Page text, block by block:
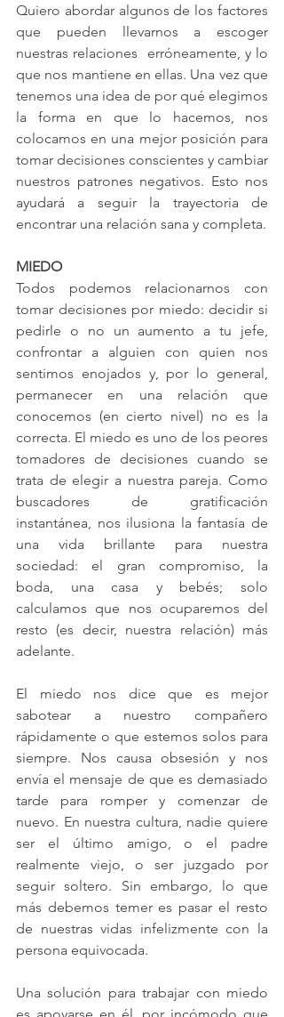
Quiero abordar algunos de los factores
que pueden llevarnos a escoger
nuestras relaciones  erróneamente, y lo
que nos mantiene en ellas. Una vez que
tenemos una idea de por qué elegimos
la forma en que lo hacemos, nos
colocamos en una mejor posición para
tomar decisiones conscientes y cambiar
nuestros patrones negativos. Esto nos
ayudará a seguir la trayectoria de
encontrar una relación sana y completa.
MIEDO
Todos podemos relacionarnos con
tomar decisiones por miedo: decidir si
pedirle o no un aumento a tu jefe,
confrontar a alguien con quien nos
sentimos enojados y, por lo general,
permanecer en una relación que
conocemos (en cierto nivel) no es la
correcta. El miedo es uno de los peores
tomadores de decisiones cuando se
trata de elegir a nuestra pareja. Como
buscadores de gratificación
instantánea, nos ilusiona la fantasía de
una vida brillante para nuestra
sociedad: el gran compromiso, la
boda, una casa y bebés; solo
calculamos que nos ocuparemos del
resto (es decir, nuestra relación) más
adelante.
El miedo nos dice que es mejor
sabotear a nuestro compañero
rápidamente o que estemos solos para
siempre. Nos causa obsesión y nos
envía el mensaje de que es demasiado
tarde para romper y comenzar de
nuevo. En nuestra cultura, nadie quiere
ser el último amigo, o el padre
realmente viejo, o ser juzgado por
seguir soltero. Sin embargo, lo que
más debemos temer es pasar el resto
de nuestras vidas infelizmente con la
persona equivocada.
Una solución para trabajar con miedo
es apoyarse en él, por incómodo que